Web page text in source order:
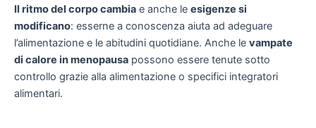
Il ritmo del corpo cambia e anche le esigenze si
modificano: esserne a conoscenza aiuta ad adeguare
l’alimentazione e le abitudini quotidiane. Anche le vampate
di calore in menopausa possono essere tenute sotto
controllo grazie alla alimentazione o specifici integratori
alimentari.